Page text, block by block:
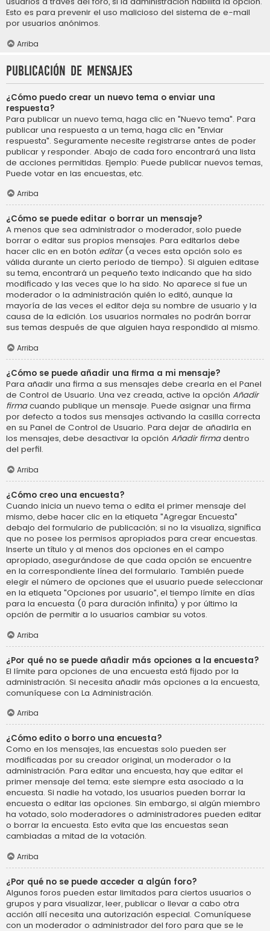
Esto es para prevenir el uso malicioso del sistema de e-mail
por usuarios anónimos.
Arriba
Publicación de mensajes
¿Cómo puedo crear un nuevo tema o enviar una
respuesta?
Para publicar un nuevo tema, haga clic en "Nuevo tema". Para
publicar una respuesta a un tema, haga clic en "Enviar
respuesta". Seguramente necesite registrarse antes de poder
publicar y responder. Abajo de cada foro encontrará una lista
de acciones permitidas. Ejemplo: Puede publicar nuevos temas,
Puede votar en las encuestas, etc.
Arriba
¿Cómo se puede editar o borrar un mensaje?
A menos que sea administrador o moderador, solo puede
borrar o editar sus propios mensajes. Para editarlos debe
hacer clic en en botón editar(a veces esta opción solo es
válida durante un cierto periodo de tiempo). Si alguien editase
su tema, encontrará un pequeño texto indicando que ha sido
modificado y las veces que lo ha sido. No aparece si fue un
moderador o la administración quién lo editó, aunque la
mayoría de las veces el editor deja su nombre de usuario y la
causa de la edición. Los usuarios normales no podrán borrar
sus temas después de que alguien haya respondido al mismo.
Arriba
¿Cómo se puede añadir una firma a mi mensaje?
Para añadir una firma a sus mensajes debe crearla en el Panel
de Control de Usuario. Una vez creada, active la opción Añadir
firmacuando publique un mensaje. Puede asignar una firma
por defecto a todos sus mensajes activando la casilla correcta
en su Panel de Control de Usuario. Para dejar de añadirla en
los mensajes, debe desactivar la opción Añadir firmadentro
del perfil.
Arriba
¿Cómo creo una encuesta?
Cuando inicia un nuevo tema o edita el primer mensaje del
mismo, debe hacer clic en la etiqueta "Agregar Encuesta"
debajo del formulario de publicación; si no la visualiza, significa
que no posee los permisos apropiados para crear encuestas.
Inserte un título y al menos dos opciones en el campo
apropiado, asegurándose de que cada opción se encuentre
en la correspondiente línea del formulario. También puede
elegir el número de opciones que el usuario puede seleccionar
en la etiqueta "Opciones por usuario", el tiempo límite en días
para la encuesta (0 para duración infinita) y por último la
opción de permitir a lo usuarios cambiar su votos.
Arriba
¿Por qué no se puede añadir más opciones a la encuesta?
El límite para opciones de una encuesta está fijado por la
administración. Si necesita añadir más opciones a la encuesta,
comuníquese con La Administración.
Arriba
¿Cómo edito o borro una encuesta?
Como en los mensajes, las encuestas solo pueden ser
modificadas por su creador original, un moderador o la
administración. Para editar una encuesta, hay que editar el
primer mensaje del tema; este siempre esta asociado a la
encuesta. Si nadie ha votado, los usuarios pueden borrar la
encuesta o editar las opciones. Sin embargo, si algún miembro
ha votado, solo moderadores o administradores pueden editar
o borrar la encuesta. Esto evita que las encuestas sean
cambiadas a mitad de la votación.
Arriba
¿Por qué no se puede acceder a algún foro?
Algunos foros pueden estar limitados para ciertos usuarios o
grupos y para visualizar, leer, publicar o llevar a cabo otra
acción allí necesita una autorización especial. Comuníquese
con un moderador o administrador del foro para que se le